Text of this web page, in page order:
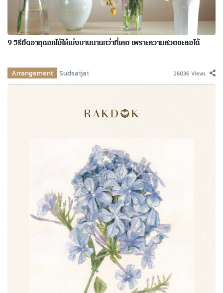
9 วิธียืดอายุดอกไม้ให้เบ่งบานนานกว่าที่เคย เพราะความสวยชะลอได้
Arrangement Sudsaijai 26036 Views